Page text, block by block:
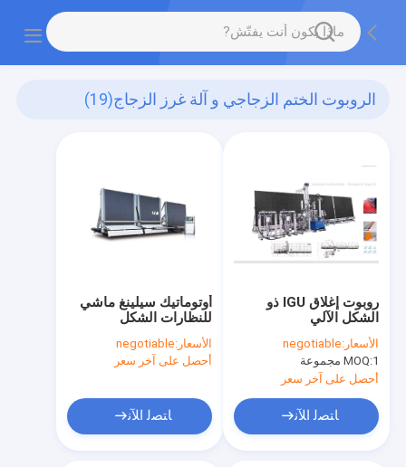
الروبوت الختم الزجاجي و آلة غرز الزجاج(19)
أوتوماتيك سيلينغ ماشي
للنظارات الشكل
الأسعار:negotiable
أحصل على آخر سعر
ﺎﺘﺼﻟ ﺍﻶﻧ
روبوت إغلاق IGU ذو
الشكل الآلي
الأسعار:negotiable
MOQ:1 مجموعة
أحصل على آخر سعر
ﺎﺘﺼﻟ ﺍﻶﻧ